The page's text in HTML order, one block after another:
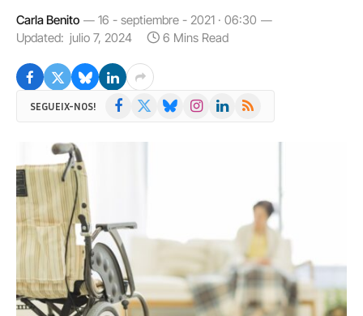
Carla Benito
16 - septiembre - 2021 · 06:30
Updated: julio 7, 2024 6 Mins Read
SEGUEIX-NOS! Facebook BlueskyInstagramLinkedIn
RSS